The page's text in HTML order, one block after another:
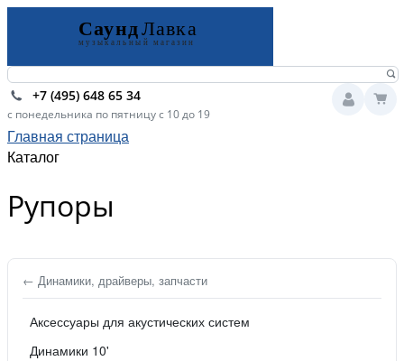
+7 (495) 648 65 34
с понедельника по пятницу с 10 до 19
Главная страница
Каталог
Рупоры
← Динамики, драйверы, запчасти
Аксессуары для акустических систем
Динамики 10'